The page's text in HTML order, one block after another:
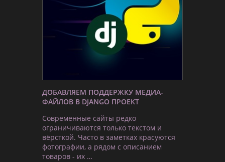
ДОБАВЛЯЕМ ПОДДЕРЖКУ МЕДИА-
ФАЙЛОВ В DJANGO ПРОЕКТ
Современные сайты редко
ограничиваются только текстом и
вёрсткой. Часто в заметках красуются
фотографии, а рядом с описанием
товаров - их …